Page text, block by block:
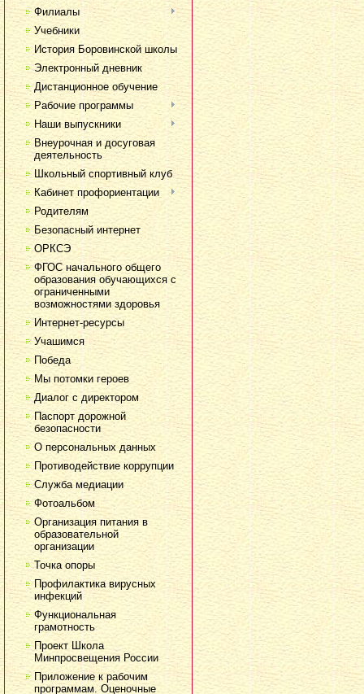
Филиалы
Учебники
История Боровинской школы
Электронный дневник
Дистанционное обучение
Рабочие программы
Наши выпускники
Внеурочная и досуговая
деятельность
Школьный спортивный клуб
Кабинет профориентации
Родителям
Безопасный интернет
ОРКСЭ
ФГОС начального общего
образования обучающихся с
ограниченными
возможностями здоровья
Интернет-ресурсы
Учашимся
Победа
Мы потомки героев
Диалог с директором
Паспорт дорожной
безопасности
О персональных данных
Противодействие коррупции
Служба медиации
Фотоальбом
Организация питания в
образовательной
организации
Точка опоры
Профилактика вирусных
инфекций
Функциональная
грамотность
Проект Школа
Минпросвещения России
Приложение к рабочим
программам. Оценочные